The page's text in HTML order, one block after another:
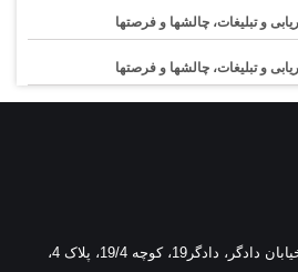
و تبلیغات، چالشها و فرصتها
و تبلیغات، چالشها و فرصتها
مشهد، بلوار وکیل آباد، خیابان دادگر، دادگر19، کوچه 19/4، پلاک 4،